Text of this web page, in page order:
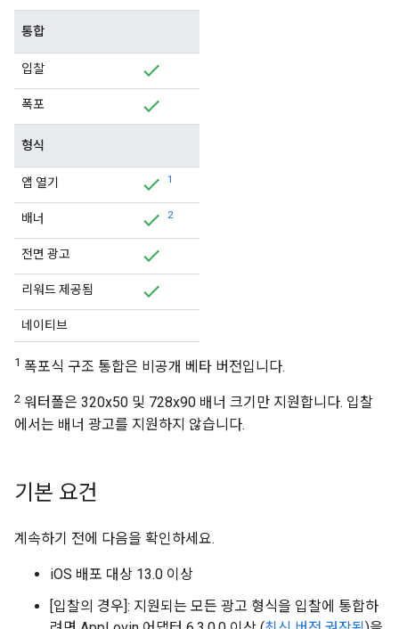
통합
입찰
폭포
형식
앱 열기 1
배너 2
전면 광고
리워드 제공됨
네이티브
1 폭포식 구조 통합은 비공개 베타 버전입니다.
2 워터폴은 320x50 및 728x90 배너 크기만 지원합니다. 입찰
에서는 배너 광고를 지원하지 않습니다.
기본 요건
계속하기 전에 다음을 확인하세요.
iOS 배포 대상 13.0 이상
[입찰의 경우]: 지원되는 모든 광고 형식을 입찰에 통합하